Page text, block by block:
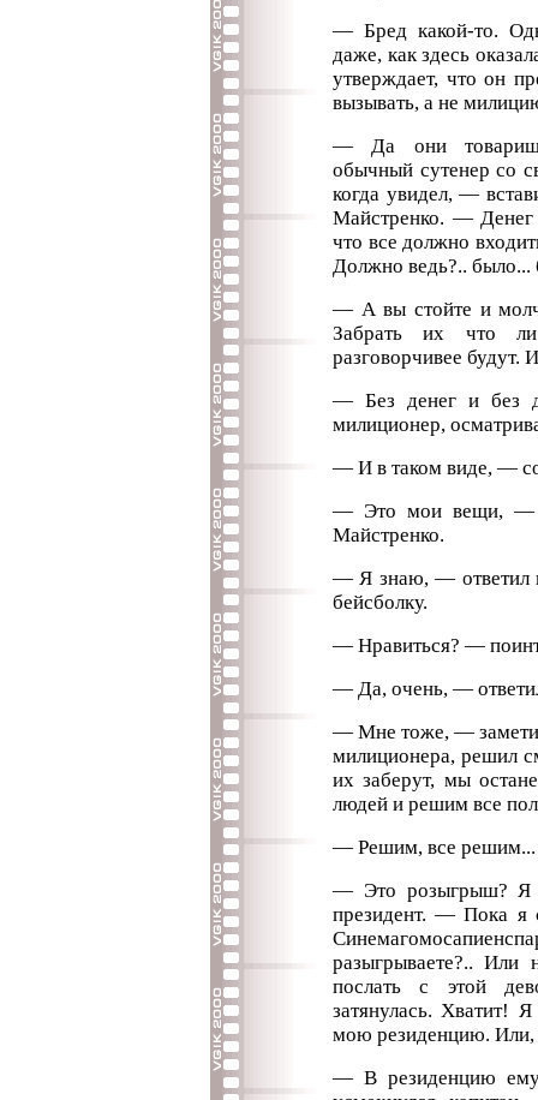
— Бред какой-то.
даже, как здесь
утверждает, что он
вызывать, а не
— Да они товарищ
обычный сутенер со
когда увидел, —
Майстренко. —
что все должно
Должно ведь?.. было...
— А вы стойте и
Забрать их что
разговорчивее будут.
— Без денег и без
милиционер,
— И в таком виде, —
— Это мои вещи, —
Майстренко.
— Я знаю, — ответил
бейсболку.
— Нравиться? —
— Да, очень, —
— Мне тоже, —
милиционера, решил
их заберут, мы
людей и решим все
— Решим, все решим...
— Это розыгрыш? Я
президент. — Пока я
разыгрываете?..
послать с этой
затянулась. Хватит!
мою резиденцию. Или,
— В резиденцию ему